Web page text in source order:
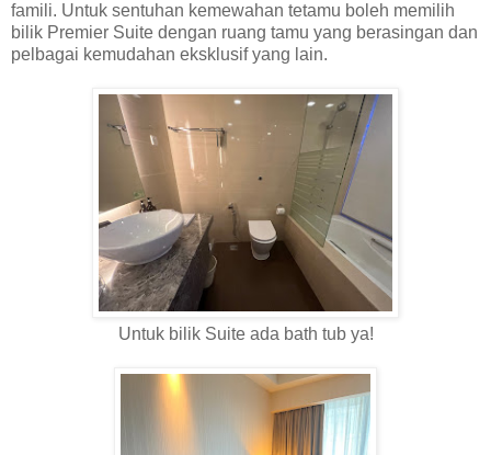
famili. Untuk sentuhan kemewahan tetamu boleh memilih
bilik Premier Suite dengan ruang tamu yang berasingan dan
pelbagai kemudahan eksklusif yang lain.
Untuk bilik Suite ada bath tub ya!